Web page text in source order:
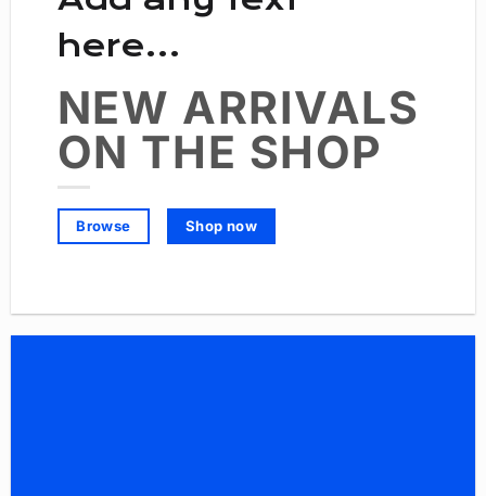
here…
NEW ARRIVALS
ON THE SHOP
Browse Shop now